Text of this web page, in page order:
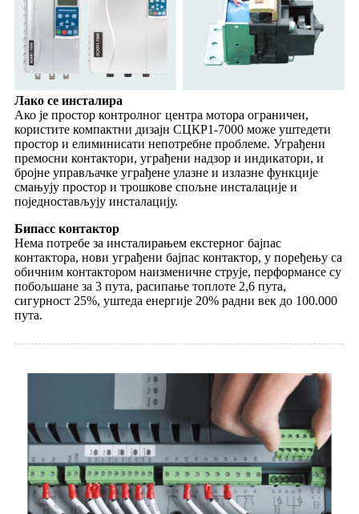
Лако се инсталира
Ако је простор контролног центра мотора ограничен,
користите компактни дизајн СЦКР1-7000 може уштедети
простор и елиминисати непотребне проблеме. Уграђени
премосни контактори, уграђени надзор и индикатори, и
бројне управљачке уграђене улазне и излазне функције
смањују простор и трошкове спољне инсталације и
поједностављују инсталацију.
Бипасс контактор
Нема потребе за инсталирањем екстерног бајпас
контактора, нови уграђени бајпас контактор, у поређењу са
обичним контактором наизменичне струје, перформансе су
побољшане за 3 пута, расипање топлоте 2,6 пута,
сигурност 25%, уштеда енергије 20% радни век до 100.000
пута.